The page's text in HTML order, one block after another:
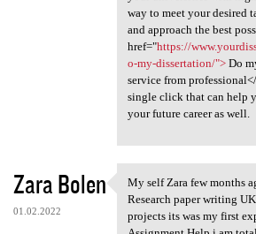
way to meet your desired
and approach the best
href="https://
o-my-dissertation/">Do
service from
single click that can help
your future career as well.
Zara Bolen
01.02.2022
My self Zara few
My self Zara few months
Research paper writing
projects its was my first